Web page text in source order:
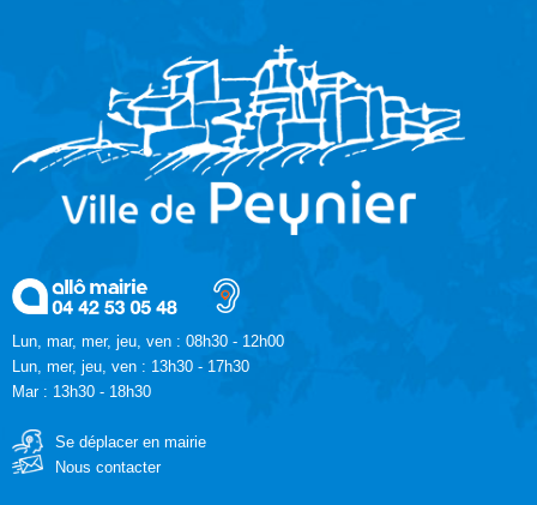
Lun, mar, mer, jeu, ven : 08h30 - 12h00
Lun, mer, jeu, ven : 13h30 - 17h30
Mar : 13h30 - 18h30
Se déplacer en mairie
Nous contacter